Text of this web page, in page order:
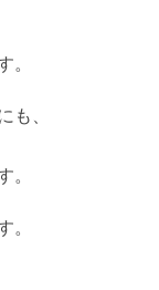
。
も、
。
。